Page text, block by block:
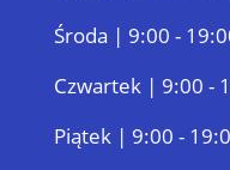
Środa | 9:00 -
Czwartek | 9:00 -
Piątek | 9:00 -